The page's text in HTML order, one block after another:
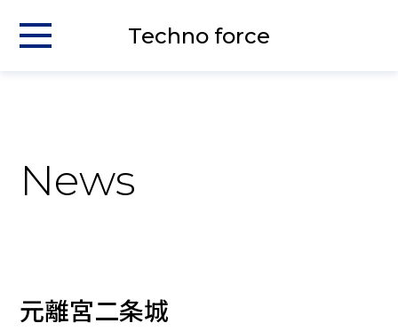
Techno force
News
元離宮二条城